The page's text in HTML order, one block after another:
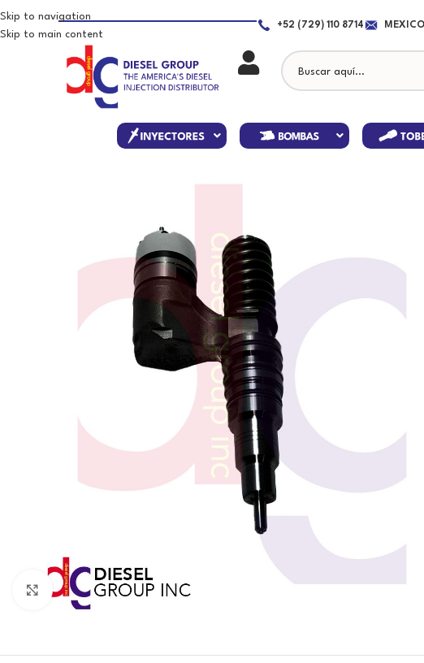
Skip to navigation
Skip to main content
+52 (729) 110 8714
Click to enlarge